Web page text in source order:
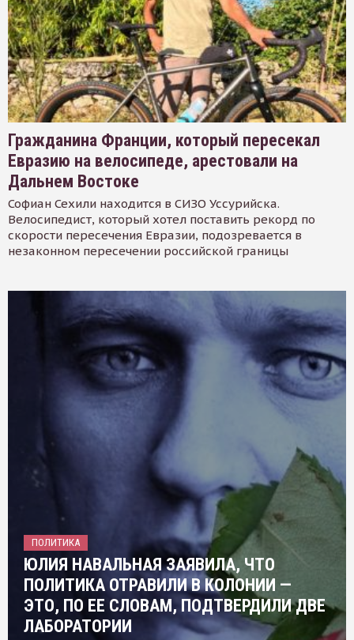
Гражданина Франции, который пересекал
Евразию на велосипеде, арестовали на
Дальнем Востоке
Софиан Сехили находится в СИЗО Уссурийска.
Велосипедист, который хотел поставить рекорд по
скорости пересечения Евразии, подозревается в
незаконном пересечении российской границы
ПОЛИТИКА
ЮЛИЯ НАВАЛЬНАЯ ЗАЯВИЛА, ЧТО
ПОЛИТИКА ОТРАВИЛИ В КОЛОНИИ —
ЭТО, ПО ЕЕ СЛОВАМ, ПОДТВЕРДИЛИ ДВЕ
ЛАБОРАТОРИИ